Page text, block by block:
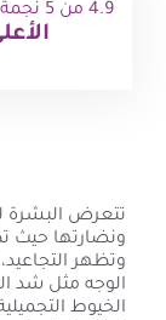
4.9 من 5 نجمة (بناءً على 1٬160 من المراجعات)
تتعرض البشرة
ونضارتها حيث
وتظهر
الوجه مثل شد
الخيوط